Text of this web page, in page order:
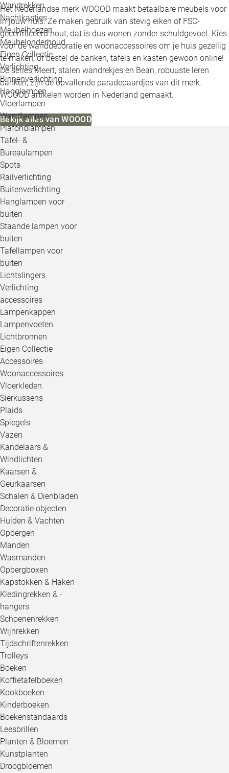
Wandrekken
Nachtkastjes
Meubelhoezen
Meubelonderhoud
Eigen Collectie
Verlichting
Binnenverlichting
Hanglampen
Vloerlampen
Wandlampen
Plafondlampen
Tafel- &
Bureaulampen
Spots
Railverlichting
Buitenverlichting
Hanglampen voor
buiten
Staande lampen voor
buiten
Tafellampen voor
buiten
Lichtslingers
Verlichting
accessoires
Lampenkappen
Lampenvoeten
Lichtbronnen
Eigen Collectie
Accessoires
Woonaccessoires
Vloerkleden
Sierkussens
Plaids
Spiegels
Vazen
Kandelaars &
Windlichten
Kaarsen &
Geurkaarsen
Schalen & Dienbladen
Decoratie objecten
Huiden & Vachten
Opbergen
Manden
Wasmanden
Opbergboxen
Kapstokken & Haken
Kledingrekken & -
hangers
Schoenenrekken
Wijnrekken
Tijdschriftenrekken
Trolleys
Boeken
Koffietafelboeken
Kookboeken
Kinderboeken
Boekenstandaards
Leesbrillen
Planten & Bloemen
Kunstplanten
Droogbloemen
Het Nederlandse merk WOOOD maakt betaalbare meubels voor
in jouw huis. Ze maken gebruik van stevig eiken of FSC-
gecertificeerd hout, dat is dus wonen zonder schuldgevoel. Kies
voor de wanddecoratie en woonaccessoires om je huis gezellig
te maken, of bestel de banken, tafels en kasten gewoon online!
De series Meert, stalen wandrekjes en Bean, robuuste leren
banken, zijn de opvallende paradepaardjes van dit merk.
WOOOD artikelen worden in Nederland gemaakt.
Bekijk alles van WOOOD